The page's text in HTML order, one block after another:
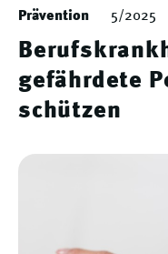
Prävention 5/2025
gefährdete
schützen